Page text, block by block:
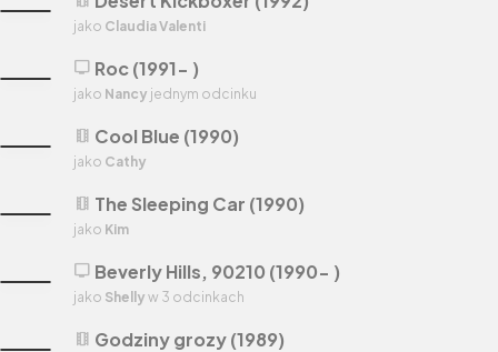
theaters Cool Blue (1990)
jako Cathy
theaters The Sleeping Car (1990)
jako Kim
jako Claudia Valenti
theaters Godziny grozy (1989)
tv Beverly Hills, 90210 (1990- )
jako Shelly w 3 odcinkach
tv Roc (1991- )
jako Nancy jednym odcinku